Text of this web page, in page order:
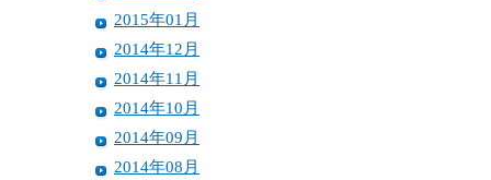
2015年01月
2014年12月
2014年11月
2014年10月
2014年09月
2014年08月